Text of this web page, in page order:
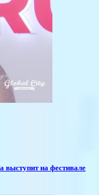
на фестивале